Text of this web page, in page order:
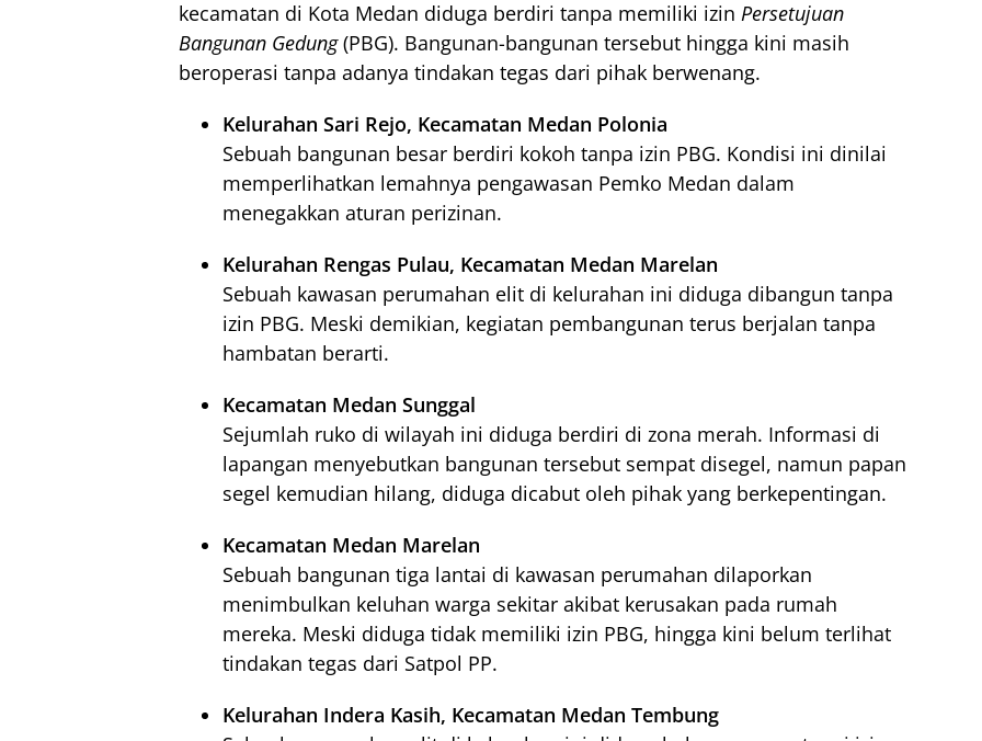
kecamatan di Kota Medan diduga berdiri tanpa memiliki izin Persetujuan
Bangunan Gedung(PBG). Bangunan-bangunan tersebut hingga kini masih
beroperasi tanpa adanya tindakan tegas dari pihak berwenang.
Kelurahan Sari Rejo, Kecamatan Medan Polonia
Sebuah bangunan besar berdiri kokoh tanpa izin PBG. Kondisi ini dinilai
memperlihatkan lemahnya pengawasan Pemko Medan dalam
menegakkan aturan perizinan.
Kelurahan Rengas Pulau, Kecamatan Medan Marelan
Sebuah kawasan perumahan elit di kelurahan ini diduga dibangun tanpa
izin PBG. Meski demikian, kegiatan pembangunan terus berjalan tanpa
hambatan berarti.
Kecamatan Medan Sunggal
Sejumlah ruko di wilayah ini diduga berdiri di zona merah. Informasi di
lapangan menyebutkan bangunan tersebut sempat disegel, namun papan
segel kemudian hilang, diduga dicabut oleh pihak yang berkepentingan.
Kecamatan Medan Marelan
Sebuah bangunan tiga lantai di kawasan perumahan dilaporkan
menimbulkan keluhan warga sekitar akibat kerusakan pada rumah
mereka. Meski diduga tidak memiliki izin PBG, hingga kini belum terlihat
tindakan tegas dari Satpol PP.
Kelurahan Indera Kasih, Kecamatan Medan Tembung